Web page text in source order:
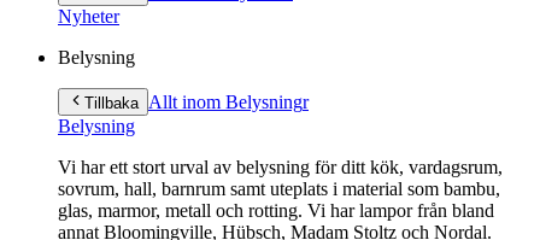
innehållNyheter
Belysning
Tillbaka Allt inom Belysningr
Belysning
Vi har ett stort urval av belysning för ditt kök, vardagsrum,
sovrum, hall, barnrum samt uteplats i material som bambu,
glas, marmor, metall och rotting. Vi har lampor från bland
annat Bloomingville, Hübsch, Madam Stoltz och Nordal.